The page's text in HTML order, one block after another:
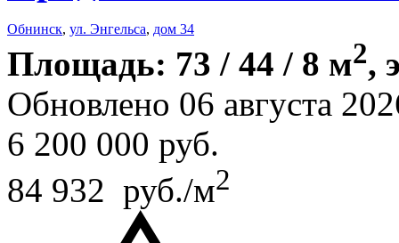
Обнинск, ул. Энгельса, дом 34
Площадь: 73 / 44 / 8 м2,
Обновлено 06 августа
6 200 000 руб.
84 932 руб./м2